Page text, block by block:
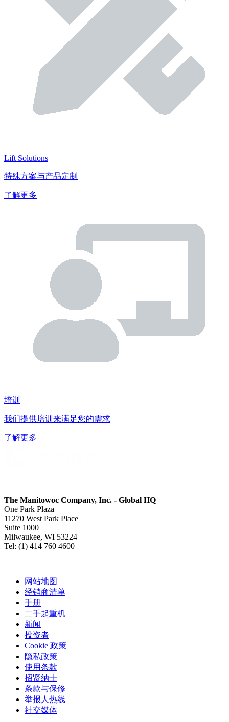
Lift Solutions
特殊方案与产品定制
了解更多
培训
我们提供培训来满足您的需求
了解更多
The Manitowoc Company, Inc. - Global HQ
One Park Plaza
11270 West Park Place
Suite 1000
Milwaukee, WI 53224
Tel: (1) 414 760 4600
网站地图
经销商清单
手册
二手起重机
新闻
投资者
Cookie 政策
隐私政策
使用条款
招贤纳士
条款与保修
举报人热线
社交媒体